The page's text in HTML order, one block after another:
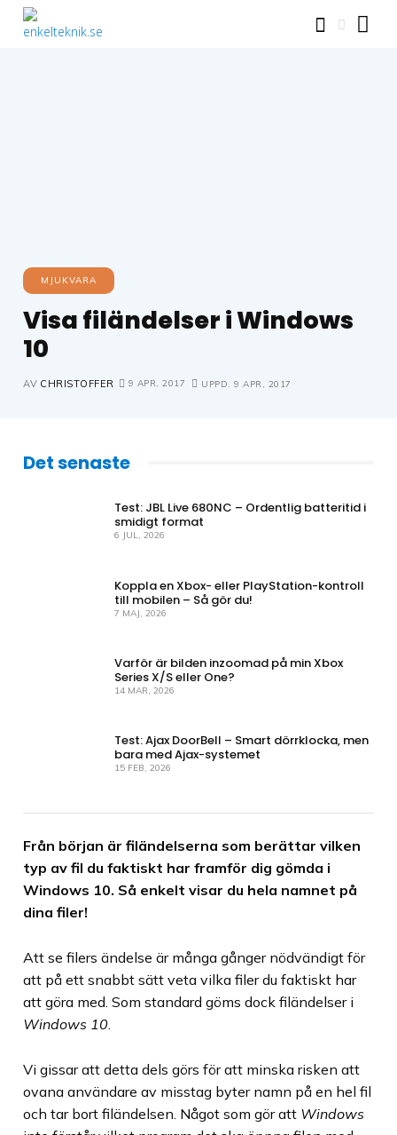
MJUKVARA
Visa filändelser i Windows
10
AV CHRISTOFFER 9 APR, 2017 UPPD. 9 APR, 2017
Det senaste
Test: JBL Live 680NC – Ordentlig batteritid i
smidigt format
6 JUL, 2026
Koppla en Xbox- eller PlayStation-kontroll
till mobilen – Så gör du!
7 MAJ, 2026
Varför är bilden inzoomad på min Xbox
Series X/S eller One?
14 MAR, 2026
Test: Ajax DoorBell – Smart dörrklocka, men
bara med Ajax-systemet
15 FEB, 2026
Från början är filändelserna som berättar vilken
typ av fil du faktiskt har framför dig gömda i
Windows 10. Så enkelt visar du hela namnet på
dina filer!
Att se filers ändelse är många gånger nödvändigt för
att på ett snabbt sätt veta vilka filer du faktiskt har
att göra med. Som standard göms dock filändelser i
Windows 10
Vi gissar att detta dels görs för att minska risken att
ovana användare av misstag byter namn på en hel fil
och tar bort filändelsen. Något som gör att Windows